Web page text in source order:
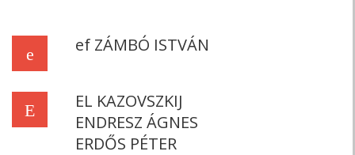
e ef ZÁMBÓ ISTVÁN
E
EL KAZOVSZKIJ
ENDRESZ ÁGNES
ERDŐS PÉTER